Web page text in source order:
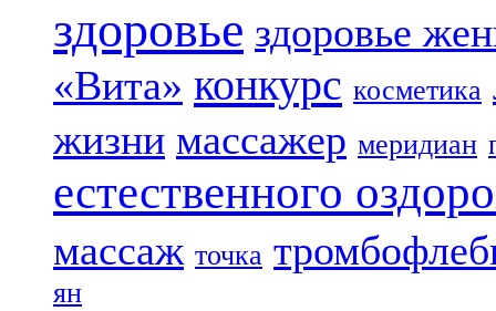
здоровье здоровье
«Вита» конкурс косметика
жизни массажер меридиан
естественного
массаж точка
ян